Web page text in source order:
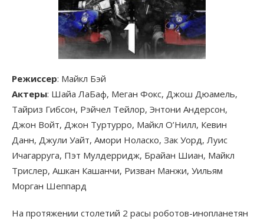
Режиссер: Майкл Бэй
Актеры: Шайа ЛаБаф, Меган Фокс, Джош Дюамель,
Тайриз Гибсон, Рэйчел Тейлор, Энтони Андерсон,
Джон Войт, Джон Туртурро, Майкл О’Нилл, Кевин
Данн, Джули Уайт, Амори Ноласко, Зак Уорд, Луис
Ичагарруга, Пэт Мулдерридж, Брайан Шиан, Майкл
Трислер, Ашкан Кашанчи, Ризван Манжи, Уильям
Морган Шеппард
На протяжении столетий 2 расы роботов-инопланетян